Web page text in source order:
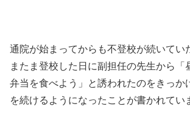
通院が始まってからも不登校が続いてい
またま登校した日に副担任の先生から「
弁当を食べよう」と誘われたのをきっか
を続けるようになったことが書かれてい